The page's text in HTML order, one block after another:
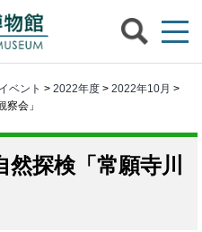
ベント > 2022年度 > 2022年10月 >
会」
然探検「常願寺川